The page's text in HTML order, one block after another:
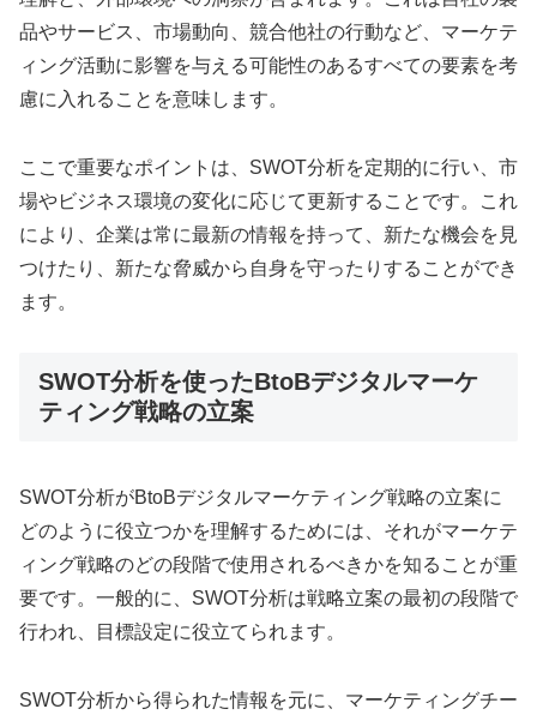
品やサービス、市場動向、競合他社の行動など、マーケテ
ィング活動に影響を与える可能性のあるすべての要素を考
慮に入れることを意味します。
ここで重要なポイントは、SWOT分析を定期的に行い、市
場やビジネス環境の変化に応じて更新することです。これ
により、企業は常に最新の情報を持って、新たな機会を見
つけたり、新たな脅威から自身を守ったりすることができ
ます。
SWOT分析を使ったBtoBデジタルマーケ
ティング戦略の立案
SWOT分析がBtoBデジタルマーケティング戦略の立案に
どのように役立つかを理解するためには、それがマーケテ
ィング戦略のどの段階で使用されるべきかを知ることが重
要です。一般的に、SWOT分析は戦略立案の最初の段階で
行われ、目標設定に役立てられます。
SWOT分析から得られた情報を元に、マーケティングチー